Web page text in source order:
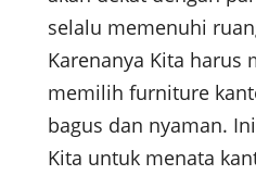
selalu memenuhi
Karenanya Kita
memilih furniture
bagus dan nyaman.
Kita untuk menata